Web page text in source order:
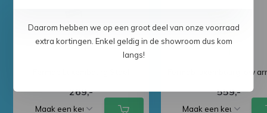
269,-
Fermob luxembourg low
559,-
Daarom hebben we op een groot deel van onze voorraad
extra kortingen. Enkel geldig in de showroom dus kom
langs!